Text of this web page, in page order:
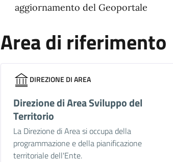
aggiornamento del Geoportale
Area di riferimento
DIREZIONE DI AREA
Direzione di Area Sviluppo del
Territorio
La Direzione di Area si occupa della
programmazione e della pianificazione
territoriale dell'Ente.